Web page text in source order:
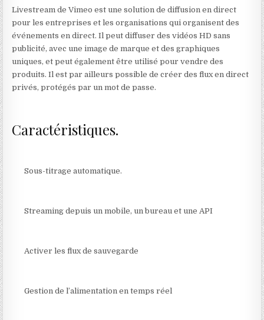
Livestream de Vimeo est une solution de diffusion en direct
pour les entreprises et les organisations qui organisent des
événements en direct. Il peut diffuser des vidéos HD sans
publicité, avec une image de marque et des graphiques
uniques, et peut également être utilisé pour vendre des
produits. Il est par ailleurs possible de créer des flux en direct
privés, protégés par un mot de passe.
Caractéristiques.
Sous-titrage automatique.
Streaming depuis un mobile, un bureau et une API
Activer les flux de sauvegarde
Gestion de l’alimentation en temps réel